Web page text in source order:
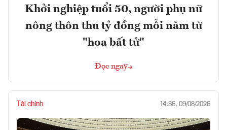
Khởi nghiệp tuổi 50, người phụ nữ
nông thôn thu tỷ đồng mỗi năm từ
"hoa bất tử"
Đọc ngay
Tài chính 14:36, 09/08/2026